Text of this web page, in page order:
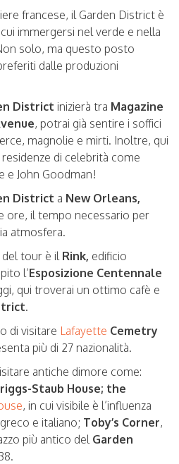
francese, il Garden District è
immergersi nel verde e nella
solo, ma questo posto
dalle produzioni
District inizierà tra Magazine
, potrai già sentire i soffici
magnolie e mirti. Inoltre, qui
di celebrità come
e John Goodman!
District a New Orleans,
ore, il tempo necessario per
atmosfera.
del tour è il Rink, edificio
l’Esposizione Centennale
qui troverai un ottimo cafè e
.
di visitare Lafayette Cemetry
più di 27 nazionalità.
antiche dimore come:
Staub House; the
, in cui visibile è l’influenza
e italiano; Toby’s Corner,
più antico del Garden